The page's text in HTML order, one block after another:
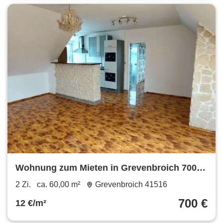
Wohnung zum Mieten in Grevenbroich 700 €
60 m²
2 Zi. ca. 60,00 m² Grevenbroich 41516
12 €/m² 700 €